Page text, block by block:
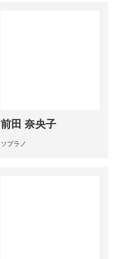
前田 奈央子
ソプラノ